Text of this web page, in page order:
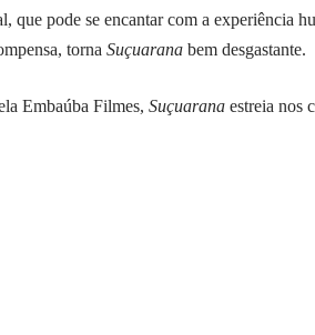
que pode se encantar com a experiência
torna Suçuarana bem desgastante.
Embaúba Filmes, Suçuarana estreia nos